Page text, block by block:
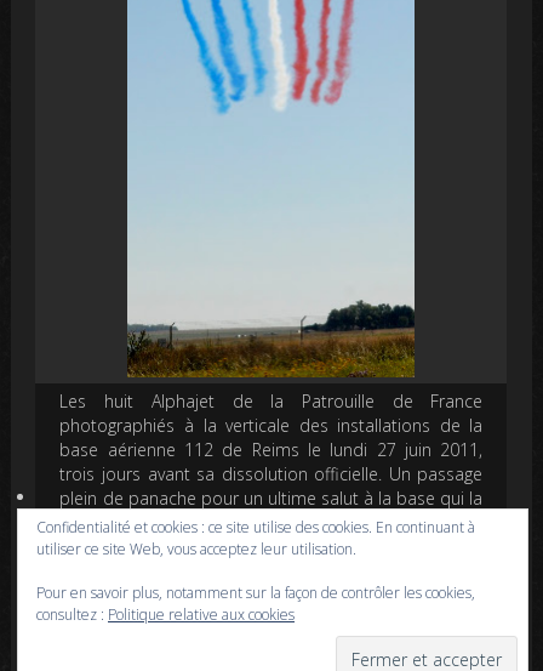
Les huit Alphajet de la Patrouille de France
photographiés à la verticale des installations de la
base aérienne 112 de Reims le lundi 27 juin 2011,
trois jours avant sa dissolution officielle. Un passage
plein de panache pour un ultime salut à la base qui la
vit naître cinquante-huit ans plus tôt ! ©Frédéric
Lafarge
Sources :
Jean-Pierre Calka, Frédéric Lafarge : « La BA 112 de Reims,
Confidentialité et cookies : ce site utilise des cookies. En continuant à
utiliser ce site Web, vous acceptez leur utilisation.
Pour en savoir plus, notamment sur la façon de contrôler les cookies,
consultez : Politique relative aux cookies